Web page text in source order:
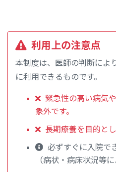
利用上の注意点
本制度は、医師の判断によ
に利用できるものです。
緊急性の高い病気
象外です。
長期療養を目的と
必ずすぐに入院で
（病状・病床状況等